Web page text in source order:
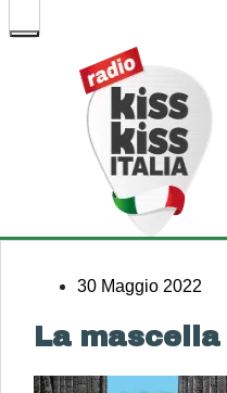
30 Maggio 2022
La